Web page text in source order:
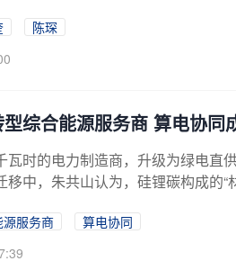
陈琛
综合能源服务商 算电协同
瓦时的电力制造商，升级为绿电直
移中，朱共山认为，硅锂碳构成的
服务商
算电协同